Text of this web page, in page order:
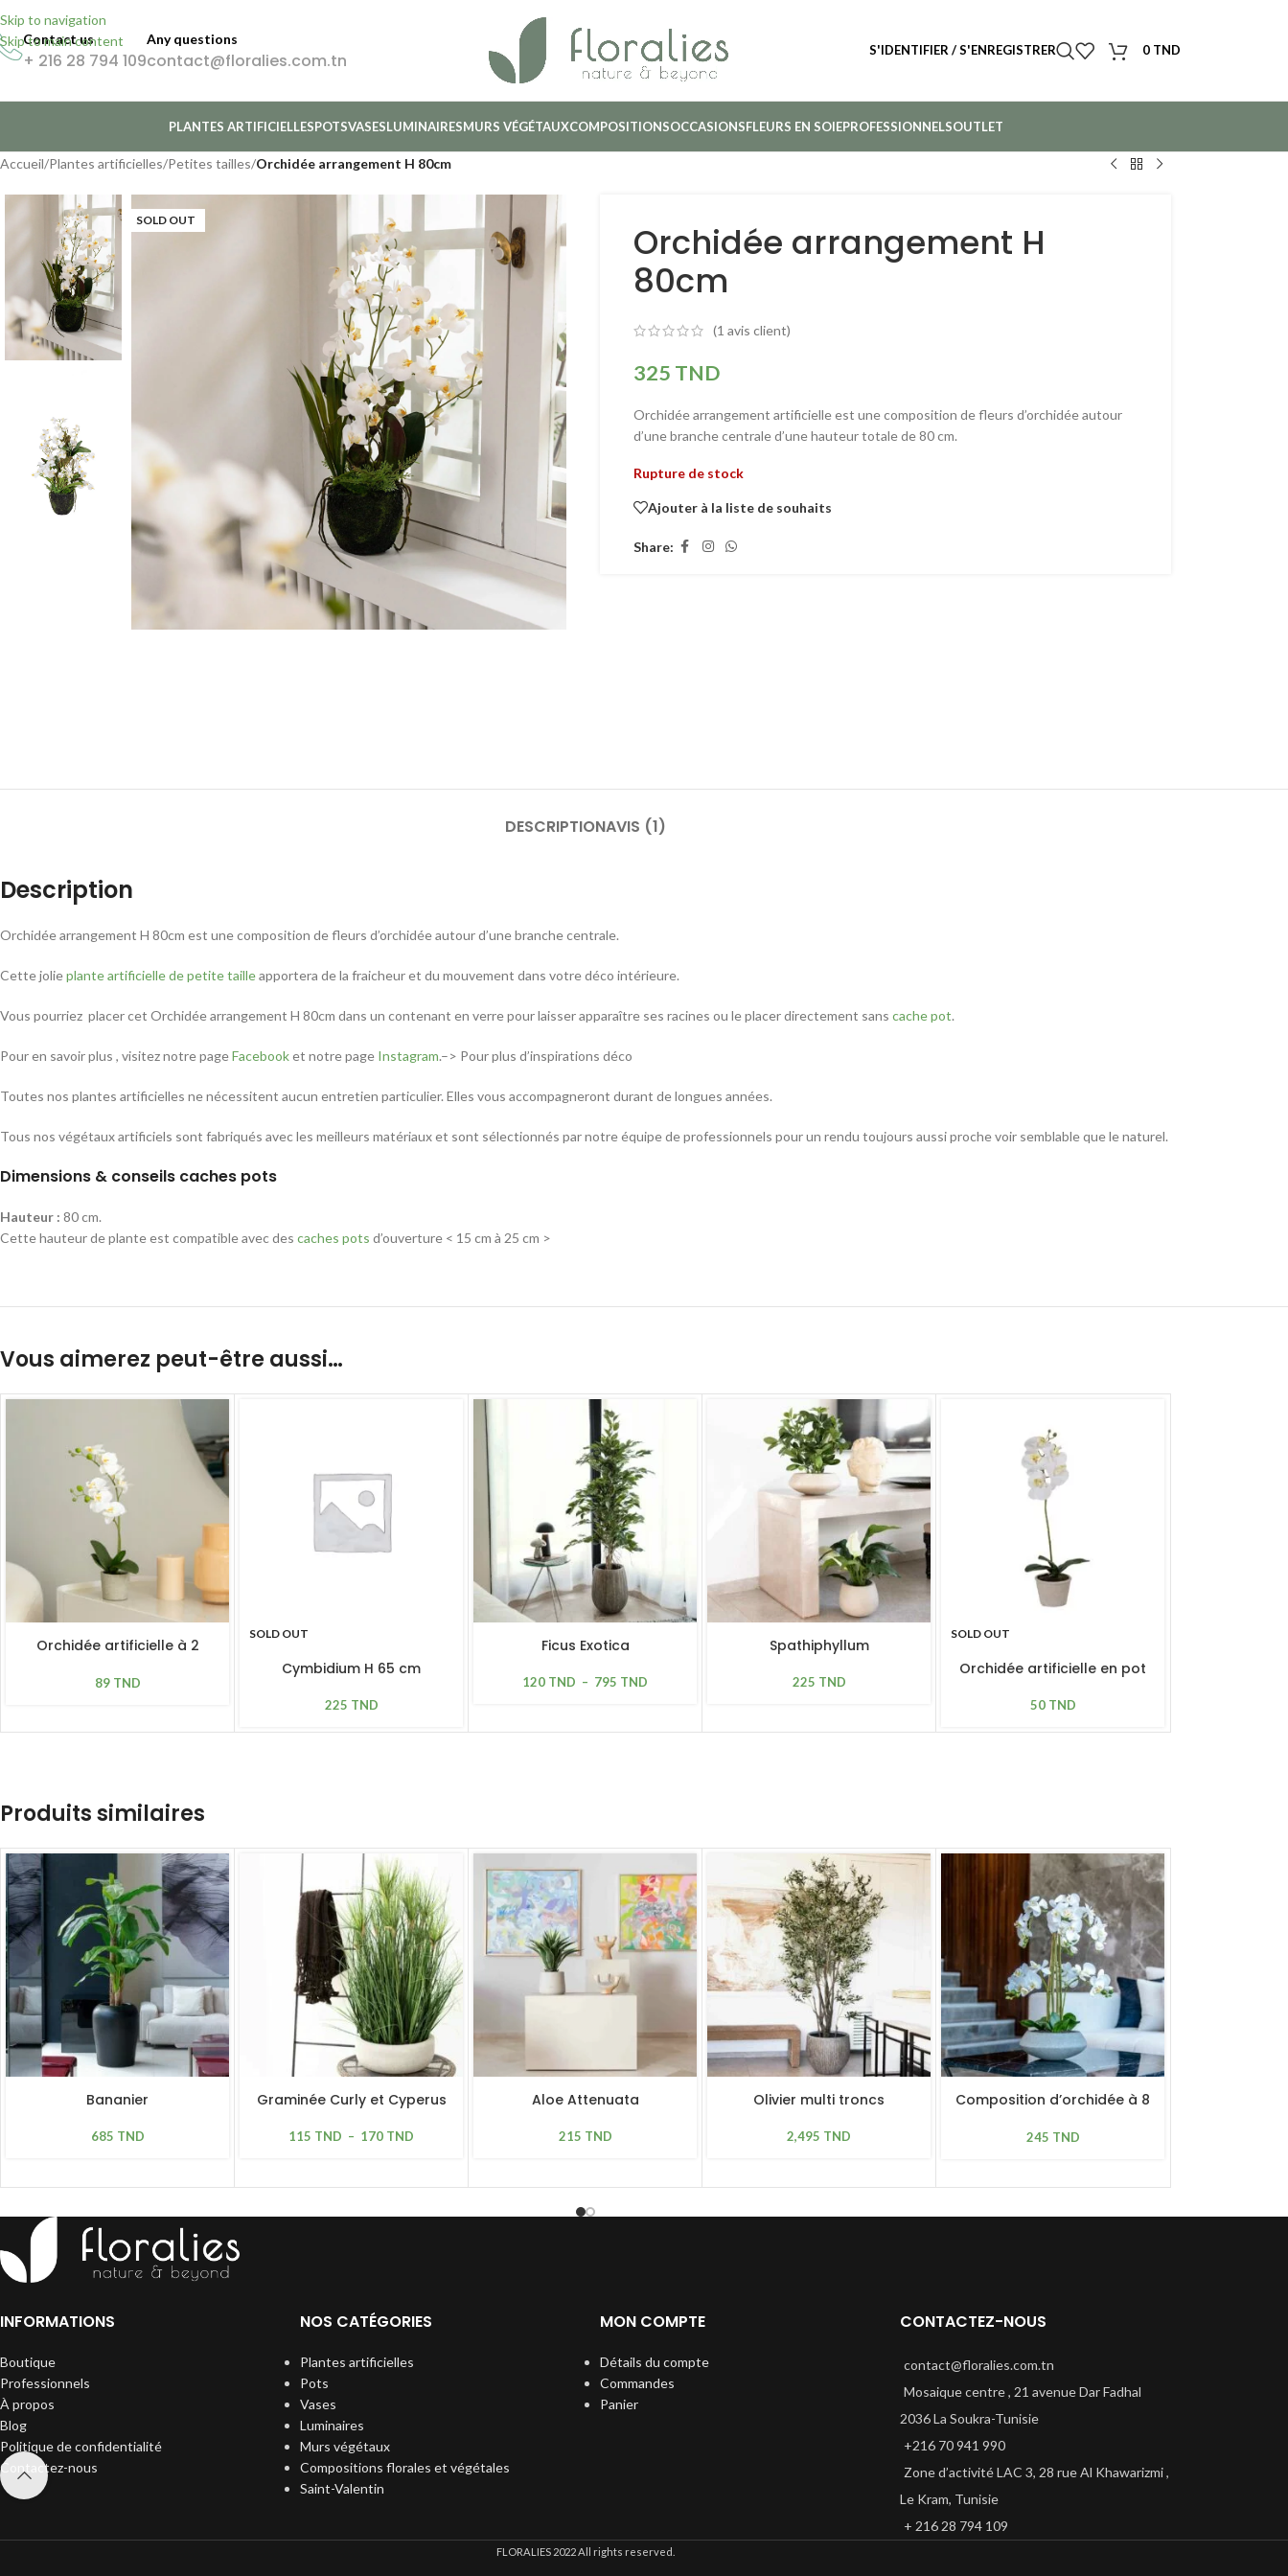
Skip to navigation
Skip to main content
Contact us
+ 216 28 794 109
Any questions
contact@floralies.com.tn S'IDENTIFIER / S'ENREGISTRER 0 TND
PLANTES ARTIFICIELLESPOTSVASESLUMINAIRESMURS VÉGÉTAUXCOMPOSITIONSOCCASIONSFLEURS EN SOIEPROFESSIONNELSOUTLET
Accueil/Plantes artificielles/Petites tailles/Orchidée arrangement H 80cm
SOLD OUT
Orchidée arrangement H
80cm
(1 avis client)
325 TND
Orchidée arrangement artificielle est une composition de fleurs d’orchidée autour
d’une branche centrale d’une hauteur totale de 80 cm.
Rupture de stock
Ajouter à la liste de souhaits
Share:
DESCRIPTIONAVIS (1)
Description
Orchidée arrangement H 80cm est une composition de fleurs d’orchidée autour d’une branche centrale.
Cette jolieplante artificielle de petite tailleapportera de la fraicheur et du mouvement dans votre déco intérieure.
Vous pourriez placer cet Orchidée arrangement H 80cm dans un contenant en verre pour laisser apparaître ses racines ou le placer directement sans cache pot.
Pour en savoir plus , visitez notre pageFacebooket notre page Instagram.–> Pour plus d’inspirations déco
Toutes nos plantes artificielles ne nécessitent aucun entretien particulier. Elles vous accompagneront durant de longues années.
Tous nos végétaux artificiels sont fabriqués avec les meilleurs matériaux et sont sélectionnés par notre équipe de professionnels pour un rendu toujours aussi proche voir semblable que le naturel.
Dimensions & conseils caches pots
Hauteur : 80 cm.
Cette hauteur de plante est compatible avec des caches pots d’ouverture < 15 cm à 25 cm >
Vous aimerez peut-être aussi…
Orchidée artificielle à 2
89 TND
SOLD OUT
Cymbidium H 65 cm
225 TND
Ficus Exotica
120 TND – 795 TND
Spathiphyllum
225 TND
SOLD OUT
Orchidée artificielle en pot
50 TND
Produits similaires
Bananier
685 TND
Graminée Curly et Cyperus
115 TND – 170 TND
Aloe Attenuata
215 TND
Olivier multi troncs
2,495 TND
Composition d’orchidée à 8
245 TND
INFORMATIONS
Boutique
Professionnels
À propos
Blog
Politique de confidentialité
Contactez-nous
NOS CATÉGORIES
Plantes artificielles
Pots
Vases
Luminaires
Murs végétaux
Compositions florales et végétales
Saint-Valentin
MON COMPTE
Détails du compte
Commandes
Panier
CONTACTEZ-NOUS
contact@floralies.com.tn
Mosaique centre , 21 avenue Dar Fadhal
2036 La Soukra-Tunisie
+216 70 941 990
Zone d’activité LAC 3, 28 rue Al Khawarizmi ,
Le Kram, Tunisie
+ 216 28 794 109
FLORALIES 2022 All rights reserved.